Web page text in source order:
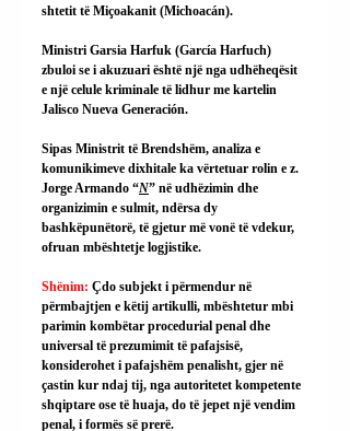
shtetit të Miçoakanit (Michoacán).
Ministri Garsia Harfuk (García Harfuch)
zbuloi se i akuzuari është një nga udhëheqësit
e një celule kriminale të lidhur me kartelin
Jalisco Nueva Generación.
Sipas Ministrit të Brendshëm, analiza e
komunikimeve dixhitale ka vërtetuar rolin e z.
Jorge Armando “N” në udhëzimin dhe
organizimin e sulmit, ndërsa dy
bashkëpunëtorë, të gjetur më vonë të vdekur,
ofruan mbështetje logjistike.
Shënim: Çdo subjekt i përmendur në
përmbajtjen e këtij artikulli, mbështetur mbi
parimin kombëtar procedurial penal dhe
universal të prezumimit të pafajsisë,
konsiderohet i pafajshëm penalisht, gjer në
çastin kur ndaj tij, nga autoritetet kompetente
shqiptare ose të huaja, do të jepet një vendim
penal, i formës së prerë.